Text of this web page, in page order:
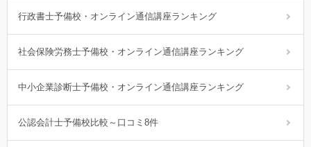
行政書士予備校・オンライン通信講座ランキング
社会保険労務士予備校・オンライン通信講座ランキング
中小企業診断士予備校・オンライン通信講座ランキング
公認会計士予備校比較～口コミ8件